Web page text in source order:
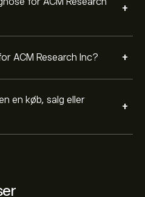
+
ACM Research Inc? +
en køb, salg eller
+